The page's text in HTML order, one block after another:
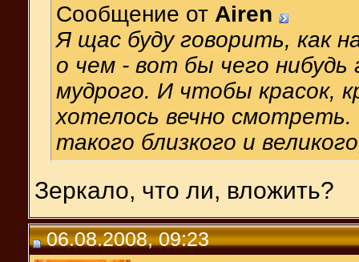
Сообщение от Airen
Я щас буду говорить, как
о чем - вот бы чего нибудь
мудрого. И чтобы красок,
хотелось вечно смотреть.
такого близкого и
Зеркало, что ли, вложить?
06.08.2008, 09:23